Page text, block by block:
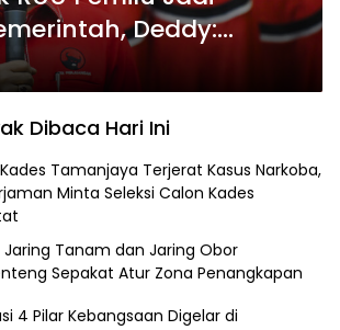
Deddy:
Nyawa Partai
Dibaca Hari Ini
Tamanjaya Terjerat Kasus Narkoba,
Minta Seleksi Calon Kades
Jaring Tanam dan Jaring Obor
Sepakat Atur Zona Penangkapan
4 Pilar Kebangsaan Digelar di